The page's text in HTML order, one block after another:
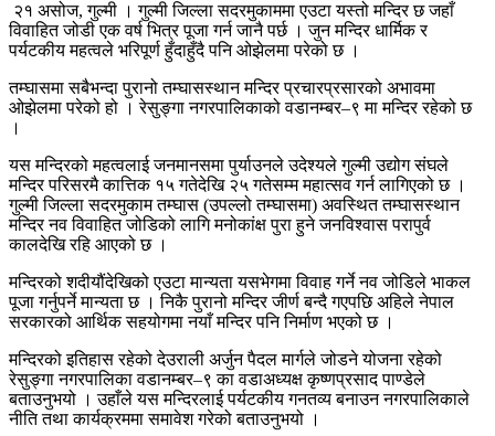
२१ असोज, गुल्मी । गुल्मी जिल्ला सदरमुकाममा एउटा यस्तो मन्दिर छ जहाँ
विवाहित जोडी एक वर्ष भित्र पूजा गर्न जानै पर्छ । जुन मन्दिर धार्मिक र
पर्यटकीय महत्वले भरिपूर्ण हुँदाहुँदै पनि ओझेलमा परेको छ ।
तम्घासमा सबैभन्दा पुरानो तम्घासस्थान मन्दिर प्रचारप्रसारको अभावमा
ओझेलमा परेको हो । रेसुङ्गा नगरपालिकाको वडानम्बर–९ मा मन्दिर रहेको छ
।
यस मन्दिरको महत्वलाई जनमानसमा पुर्याउनले उदेश्यले गुल्मी उद्योग संघले
मन्दिर परिसरमै कात्तिक १५ गतेदेखि २५ गतेसम्म महात्सव गर्न लागिएको छ ।
गुल्मी जिल्ला सदरमुकाम तम्घास (उपल्लो तम्घासमा) अवस्थित तम्घासस्थान
मन्दिर नव विवाहित जोडिको लागि मनोकांक्ष पुरा हुने जनविश्वास परापुर्व
कालदेखि रहि आएको छ ।
मन्दिरको शदीयौंदेखिको एउटा मान्यता यसभेगमा विवाह गर्ने नव जोडिले भाकल
पूजा गर्नुपर्ने मान्यता छ । निकै पुरानो मन्दिर जीर्ण बन्दै गएपछि अहिले नेपाल
सरकारको आर्थिक सहयोगमा नयाँ मन्दिर पनि निर्माण भएको छ ।
मन्दिरको इतिहास रहेको देउराली अर्जुन पैदल मार्गले जोडने योजना रहेको
रेसुङ्गा नगरपालिका वडानम्बर–९ का वडाअध्यक्ष कृष्णप्रसाद पाण्डेले
बताउनुभयो । उहाँले यस मन्दिरलाई पर्यटकीय गनतव्य बनाउन नगरपालिकाले
नीति तथा कार्यक्रममा समावेश गरेको बताउनुभयो ।